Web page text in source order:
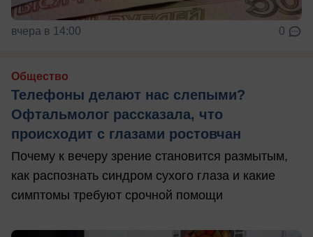
вчера в 14:00 0
Общество
Телефоны делают нас слепыми?
Офтальмолог рассказала, что
происходит с глазами ростовчан
Почему к вечеру зрение становится размытым,
как распознать синдром сухого глаза и какие
симптомы требуют срочной помощи